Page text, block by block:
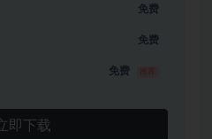
免费
免费
免费
即下载